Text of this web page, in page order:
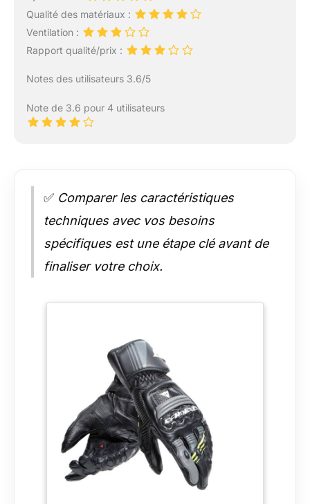
Qualité des matériaux :
Ventilation :
Rapport qualité/prix :
Notes des utilisateurs 3.6/5
Note de 3.6 pour 4 utilisateurs
✅ Comparer les caractéristiques
techniques avec vos besoins
spécifiques est une étape clé avant de
finaliser votre choix.